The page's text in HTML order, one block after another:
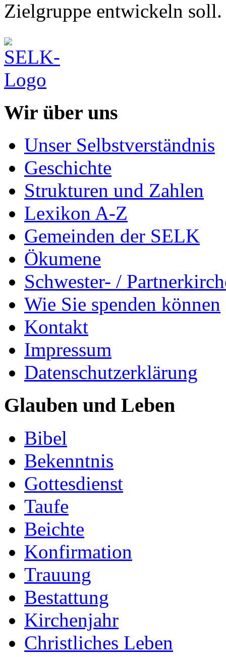
Zielgruppe entwickeln soll.
Wir über uns
Unser Selbstverständnis
Geschichte
Strukturen und Zahlen
Lexikon A-Z
Gemeinden der SELK
Ökumene
Schwester- /
Wie Sie spenden können
Kontakt
Impressum
Datenschutzerklärung
Glauben und Leben
Bibel
Bekenntnis
Gottesdienst
Taufe
Beichte
Konfirmation
Trauung
Bestattung
Kirchenjahr
Christliches Leben